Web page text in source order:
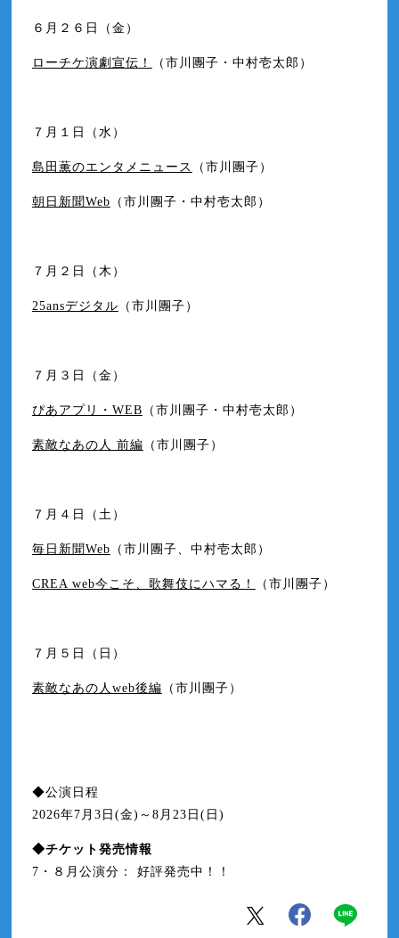
６月２６日（金）
ローチケ演劇宣伝！ （市川團子・中村壱太郎）
７月１日（水）
島田薫のエンタメニュース （市川團子）
朝日新聞Web （市川團子・中村壱太郎）
７月２日（木）
25ansデジタル （市川團子）
７月３日（金）
ぴあアプリ・WEB （市川團子・中村壱太郎）
素敵なあの人 前編 （市川團子）
７月４日（土）
毎日新聞Web （市川團子、中村壱太郎）
CREA web今こそ、歌舞伎にハマる！ （市川團子）
７月５日（日）
素敵なあの人web後編 （市川團子）
◆公演日程
2026年7月3日(金)～8月23日(日)
◆チケット発売情報
7・８月公演分： 好評発売中！！